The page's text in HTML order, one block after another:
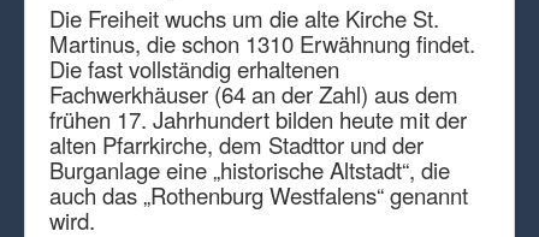
Die Freiheit wuchs um die alte Kirche St.
Martinus, die schon 1310 Erwähnung findet.
Die fast vollständig erhaltenen
Fachwerkhäuser (64 an der Zahl) aus dem
frühen 17. Jahrhundert bilden heute mit der
alten Pfarrkirche, dem Stadttor und der
Burganlage eine „historische Altstadt“, die
auch das „Rothenburg Westfalens“ genannt
wird.